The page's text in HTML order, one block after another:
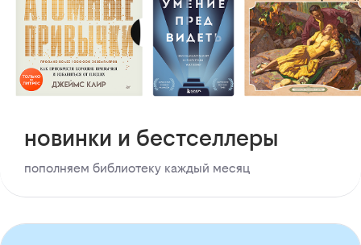
новинки и бестселлеры
пополняем библиотеку каждый месяц